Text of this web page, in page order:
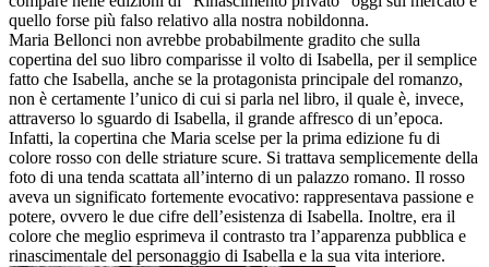
quello forse più falso relativo alla nostra nobildonna.
Maria Bellonci non avrebbe probabilmente gradito che sulla
copertina del suo libro comparisse il volto di Isabella, per il semplice
fatto che Isabella, anche se la protagonista principale del romanzo,
non è certamente l’unico di cui si parla nel libro, il quale è, invece,
attraverso lo sguardo di Isabella, il grande affresco di un’epoca.
Infatti, la copertina che Maria scelse per la prima edizione fu di
colore rosso con delle striature scure. Si trattava semplicemente della
foto di una tenda scattata all’interno di un palazzo romano. Il rosso
aveva un significato fortemente evocativo: rappresentava passione e
potere, ovvero le due cifre dell’esistenza di Isabella. Inoltre, era il
colore che meglio esprimeva il contrasto tra l’apparenza pubblica e
rinascimentale del personaggio di Isabella e la sua vita interiore.